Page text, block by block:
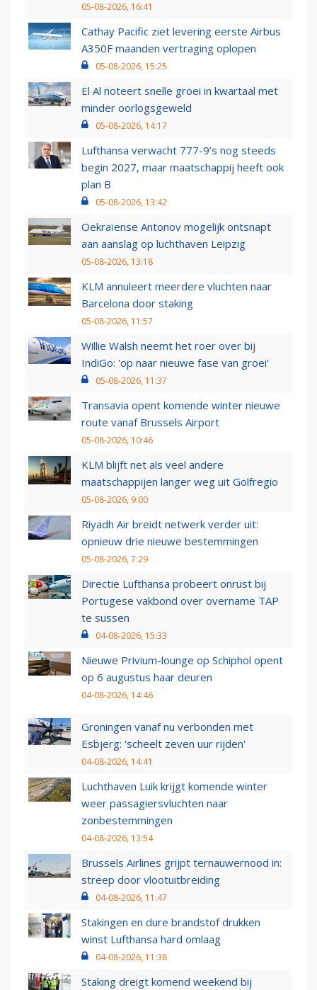
05-08-2026, 16:41
Cathay Pacific ziet levering eerste Airbus
A350F maanden vertraging oplopen
05-08-2026, 15:25
El Al noteert snelle groei in kwartaal met
minder oorlogsgeweld
05-08-2026, 14:17
Lufthansa verwacht 777-9’s nog steeds
begin 2027, maar maatschappij heeft ook
plan B
05-08-2026, 13:42
Oekraïense Antonov mogelijk ontsnapt
aan aanslag op luchthaven Leipzig
05-08-2026, 13:18
KLM annuleert meerdere vluchten naar
Barcelona door staking
05-08-2026, 11:57
Willie Walsh neemt het roer over bij
IndiGo: 'op naar nieuwe fase van groei'
05-08-2026, 11:37
Transavia opent komende winter nieuwe
route vanaf Brussels Airport
05-08-2026, 10:46
KLM blijft net als veel andere
maatschappijen langer weg uit Golfregio
05-08-2026, 9:00
Riyadh Air breidt netwerk verder uit:
opnieuw drie nieuwe bestemmingen
05-08-2026, 7:29
Directie Lufthansa probeert onrust bij
Portugese vakbond over overname TAP
te sussen
04-08-2026, 15:33
Nieuwe Privium-lounge op Schiphol opent
op 6 augustus haar deuren
04-08-2026, 14:46
Groningen vanaf nu verbonden met
Esbjerg: 'scheelt zeven uur rijden'
04-08-2026, 14:41
Luchthaven Luik krijgt komende winter
weer passagiersvluchten naar
zonbestemmingen
04-08-2026, 13:54
Brussels Airlines grijpt ternauwernood in:
streep door vlootuitbreiding
04-08-2026, 11:47
Stakingen en dure brandstof drukken
winst Lufthansa hard omlaag
04-08-2026, 11:38
Staking dreigt komend weekend bij